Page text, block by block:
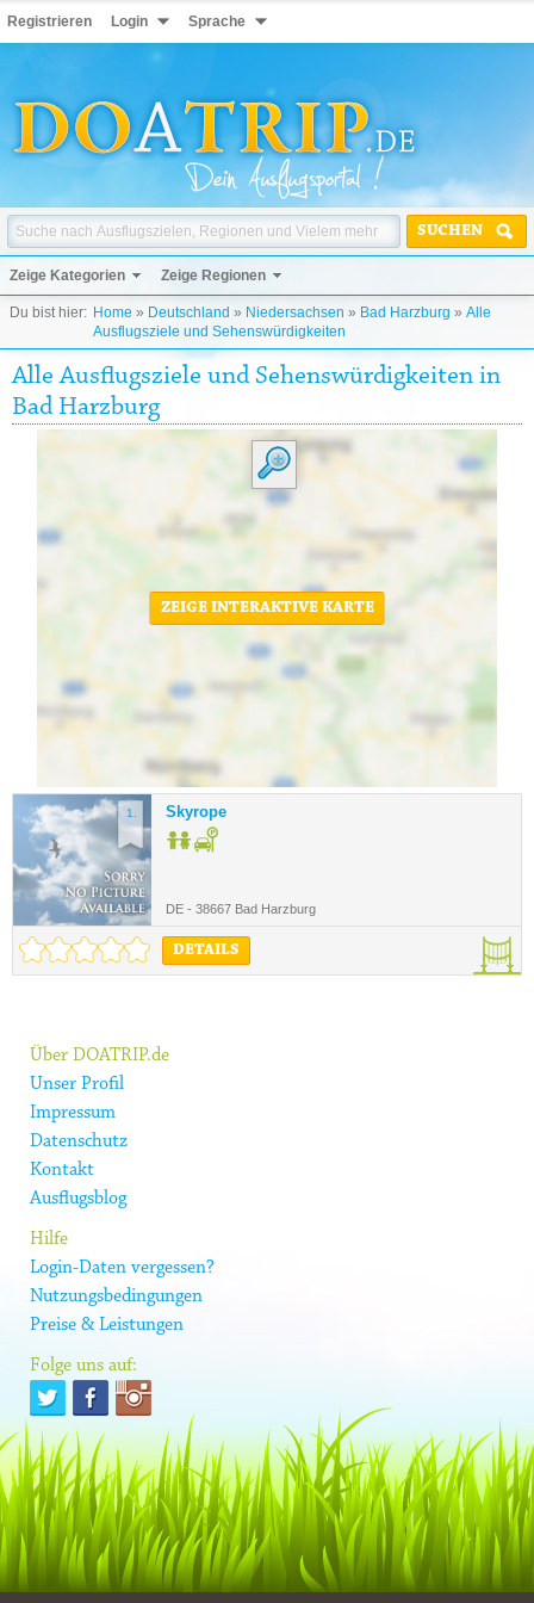
Registrieren Login Sprache
SUCHEN
Zeige Kategorien Zeige Regionen
Du bist hier: Home » Deutschland » Niedersachsen » Bad Harzburg » Alle
Ausflugsziele und Sehenswürdigkeiten
Alle Ausflugsziele und Sehenswürdigkeiten in
Bad Harzburg
ZEIGE INTERAKTIVE KARTE
1. Skyrope
DE - 38667 Bad Harzburg
DETAILS
Über DOATRIP.de
Unser Profil
Impressum
Datenschutz
Kontakt
Ausflugsblog
Hilfe
Login-Daten vergessen?
Nutzungsbedingungen
Preise & Leistungen
Folge uns auf: